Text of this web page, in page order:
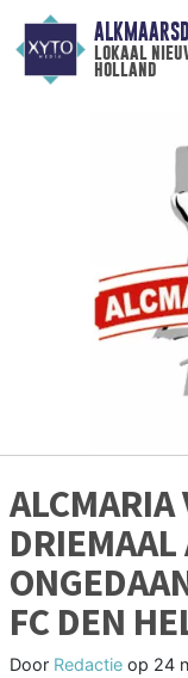
lokaal
holland
ALCMARIA
FC DEN
Door Redactie op 24